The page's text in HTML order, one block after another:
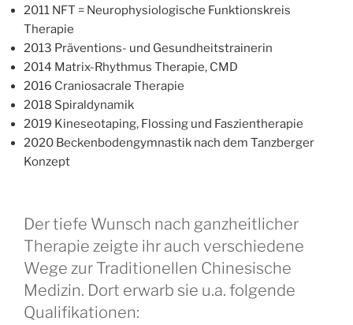
2011 NFT = Neurophysiologische Funktionskreis
Therapie
2013 Präventions- und Gesundheitstrainerin
2014 Matrix-Rhythmus Therapie, CMD
2016 Craniosacrale Therapie
2018 Spiraldynamik
2019 Kineseotaping, Flossing und Faszientherapie
2020 Beckenbodengymnastik nach dem Tanzberger
Konzept
Der tiefe Wunsch nach ganzheitlicher
Therapie zeigte ihr auch verschiedene
Wege zur Traditionellen Chinesische
Medizin. Dort erwarb sie u.a. folgende
Qualifikationen: